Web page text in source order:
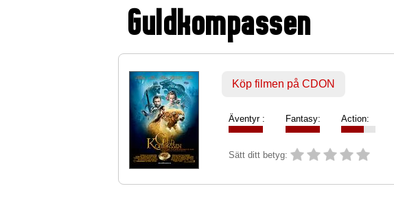
Guldkompassen
Köp filmen på CDON
Äventyr : Fantasy: Action:
Sätt ditt betyg: